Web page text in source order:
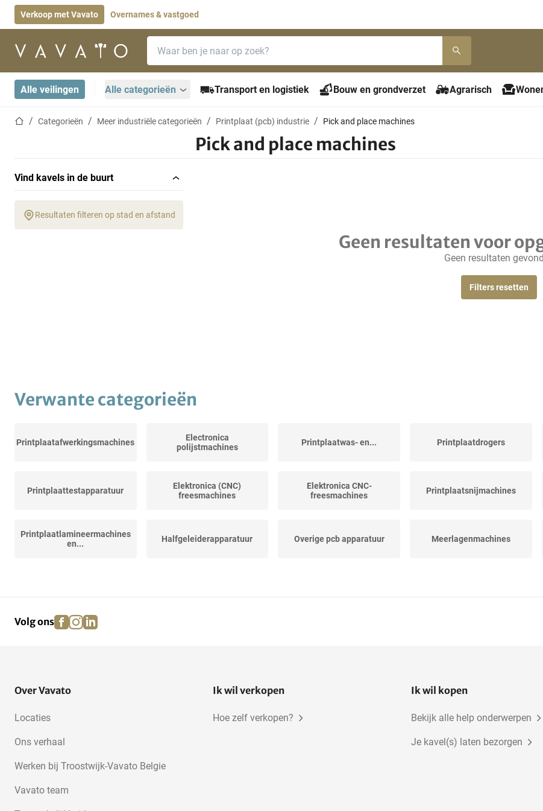
Verkoop met Vavato Overnames & vastgoed
Startpagina
Alle veilingen Alle categorieën Transport en logistiek Bouw en grondverzet Agrarisch
StartpaginaCategorieën Meer industriële categorieën Printplaat (pcb) industrie Pick and place machines
Pick and place machines
Vind kavels in de buurt
Resultaten filteren op stad en afstand
Geen resultaten voor
Geen resultaten
Filters resetten
Verwante categorieën
Printplaatafwerkingsmachines
Electronica
polijstmachines
Printplaatwas- en... Printplaatdrogers
Printplaattestapparatuur
Elektronica (CNC)
freesmachines
Elektronica CNC-
freesmachines
Printplaatsnijmachines
Printplaatlamineermachines
en...
Halfgeleiderapparatuur Overige pcb apparatuur Meerlagenmachines
Volg ons facebook
instagram
linkedin
Over Vavato
Locaties
Ons verhaal
Werken bij Troostwijk-Vavato Belgie
Vavato team
Ik wil verkopen
Hoe zelf verkopen?
Ik wil kopen
Bekijk alle help onderwerpen
Je kavel(s) laten bezorgen